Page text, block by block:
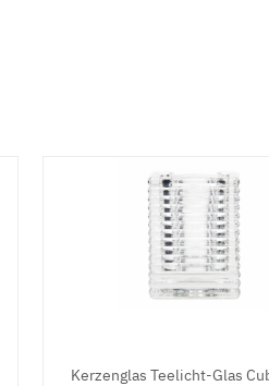
Kerzenglas Teelicht-Glas